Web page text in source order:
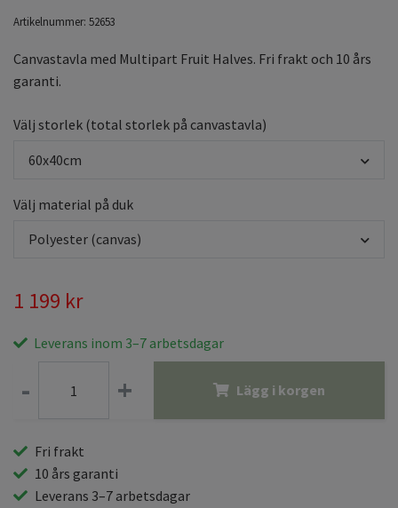
Artikelnummer: 52653
Canvastavla med Multipart Fruit Halves. Fri frakt och 10 års
garanti.
Välj storlek (total storlek på canvastavla)
60x40cm
Välj material på duk
Polyester (canvas)
1 199 kr
Leverans inom 3–7 arbetsdagar
- + Lägg i korgen
Fri frakt
10 års garanti
Leverans 3–7 arbetsdagar